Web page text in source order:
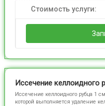
использование другого типа
безопасности пациента.
Стоимость услуги:
Иссечение келлоидного
Иссечение келлоидного рубца 1
которой выполняется удаление